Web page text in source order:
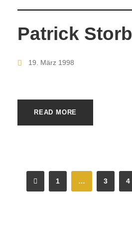
Patrick Storb
19. März 1998
READ MORE
1 … 3 4